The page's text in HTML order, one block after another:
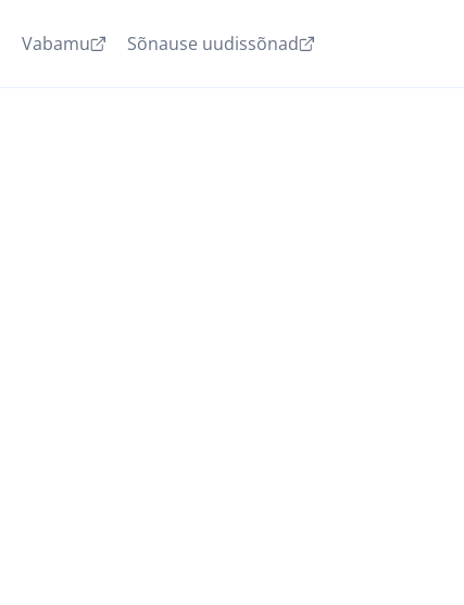
Vabamu Sõnause uudissõnad